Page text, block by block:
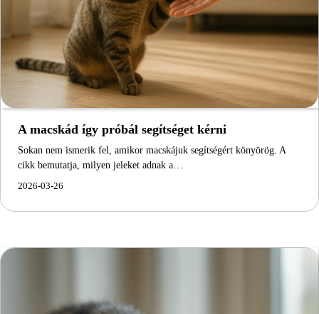
A macskád így próbál segítséget kérni
Sokan nem ismerik fel, amikor macskájuk segítségért könyörög. A
cikk bemutatja, milyen jeleket adnak a…
2026-03-26